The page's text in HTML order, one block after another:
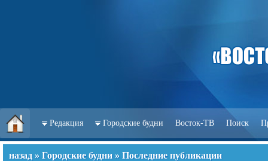
Редакция Городские будни Восток-ТВ Поиск
назад » Городские будни » Последние публикации